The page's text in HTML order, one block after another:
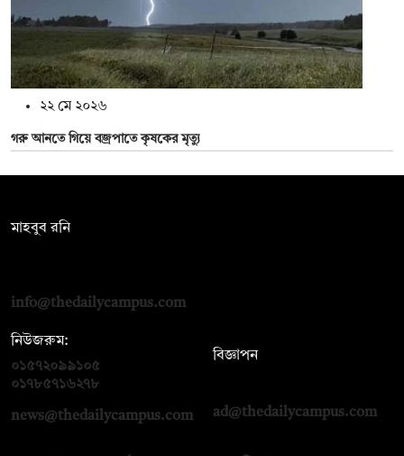
২২ মে ২০২৬
গরু আনতে গিয়ে বজ্রপাতে কৃষকের মৃত্যু
মাহবুব রনি
info@thedailycampus.com
নিউজরুম:
০১৫৭২০৯৯১০৫
০১৭৮৫৭১৬২৭৮
news@thedailycampus.com
বিজ্ঞাপন
ad@thedailycampus.com